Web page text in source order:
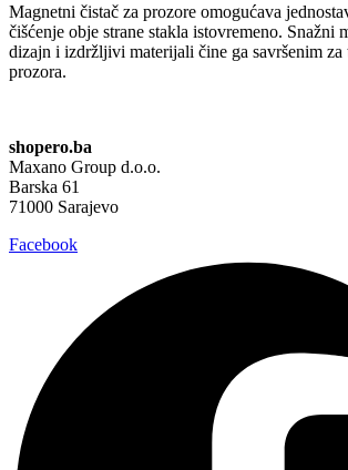
Magnetni čistač za prozore omogućava
čišćenje obje strane stakla istovremeno. Snažni
dizajn i izdržljivi materijali čine ga savršenim za
prozora.
shopero.ba
Maxano Group d.o.o.
Barska 61
71000 Sarajevo
Facebook